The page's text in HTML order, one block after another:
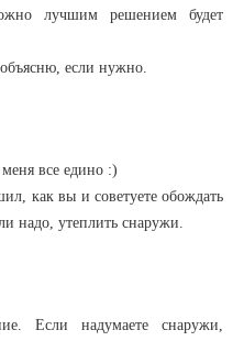
лучшим решением будет
если нужно.
все едино :)
как вы и советуете обождать
надо, утеплить снаружи.
Если надумаете снаружи,